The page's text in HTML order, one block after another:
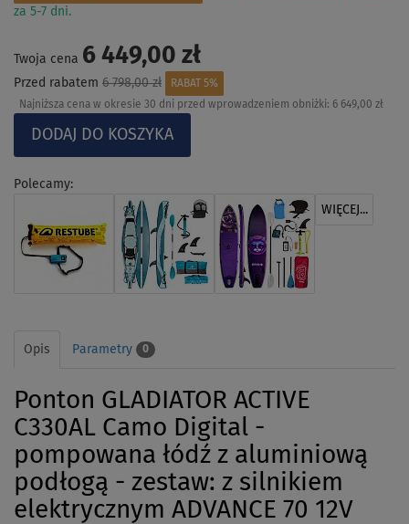
za 5-7 dni.
Twoja cena 6 449,00 zł
Przed rabatem 6 798,00 zł
RABAT 5%
Najniższa cena w okresie 30 dni przed wprowadzeniem obniżki: 6 649,00 zł
Polecamy:
WIĘCEJ...
Opis Parametry 0
Ponton GLADIATOR ACTIVE
C330AL Camo Digital -
pompowana łódź z aluminiową
podłogą - zestaw: z silnikiem
elektrycznym ADVANCE 70 12V